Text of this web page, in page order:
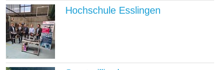
Hochschule Esslingen